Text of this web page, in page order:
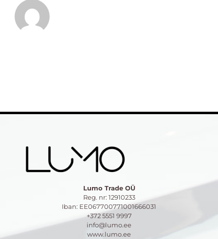
Lumo Trade OÜ
Reg. nr: 12910233
Iban: EE067700771001666031
+372 5551 9997
info@lumo.ee
www.lumo.ee